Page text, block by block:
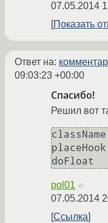
07.05.2014
Показать
Ответ на:
09:03:23 +00:00
Спасибо!
Решил вот
pol01 ☆
07.05.2014
Ссылка